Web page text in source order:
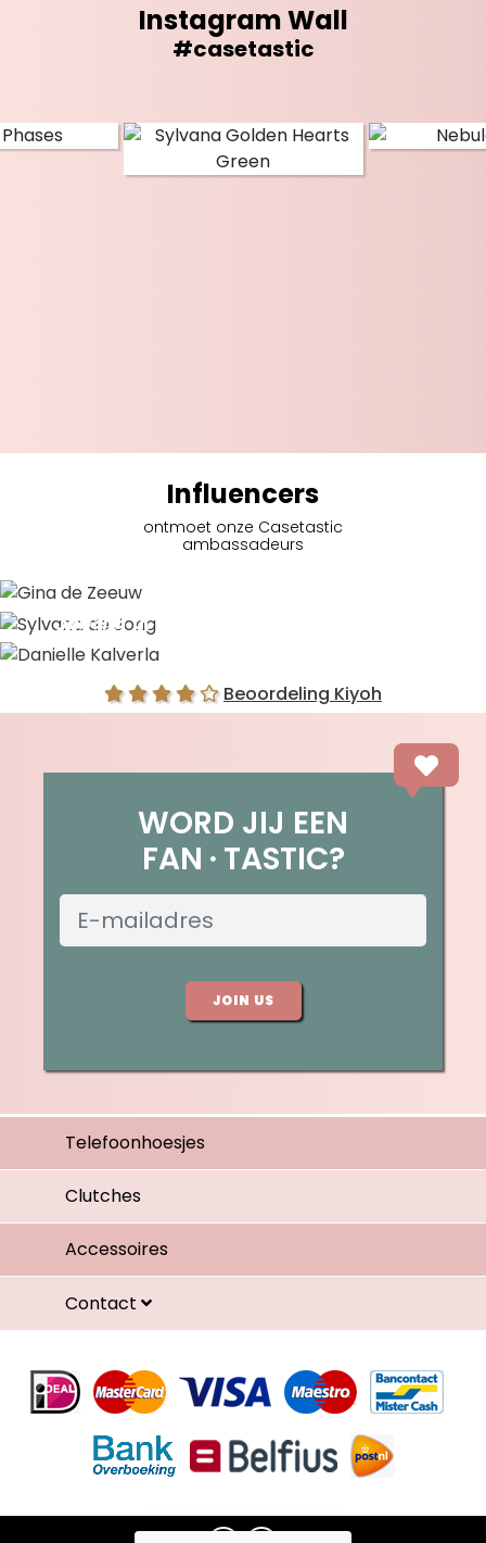
Instagram Wall
#casetastic
Influencers
ontmoet onze Casetastic
ambassadeurs
Sylvana de Jong
Beoordeling Kiyoh
WORD JIJ EEN
FAN TASTIC?
JOIN US
Telefoonhoesjes
Clutches
Accessoires
Contact